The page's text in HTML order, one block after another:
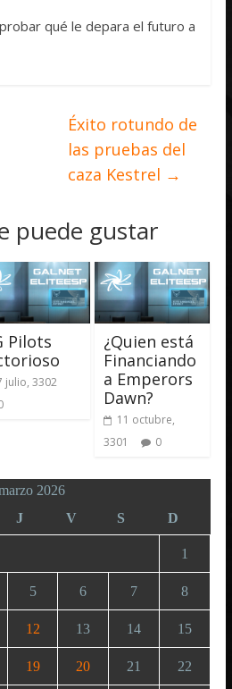
qué le depara el futuro a
Éxito rotundo de
las pruebas del
caza Kestrel →
puede gustar
Pilots
julio, 3302
¿Quien está
Financiando
a Emperors
Dawn?
11 octubre,
3301
0
2026
J V S D
1
5 6 7 8
12 13 14 15
19 20 21 22